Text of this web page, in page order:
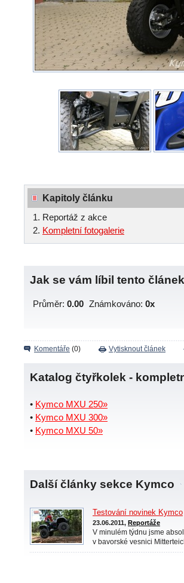
Kapitoly článku
Reportáž z akce
Kompletní fotogalerie
Jak se vám líbil tento
Průměr: 0.00 Známkováno: 0x
Komentáře (0) Vytisknout článek
Katalog čtyřkolek -
• Kymco MXU 250»
• Kymco MXU 300»
• Kymco MXU 50»
Další články sekce Kymco
Testování novinek Kymco
23.06.2011, Reportáže
V minulém týdnu jsme
v bavorské vesnici